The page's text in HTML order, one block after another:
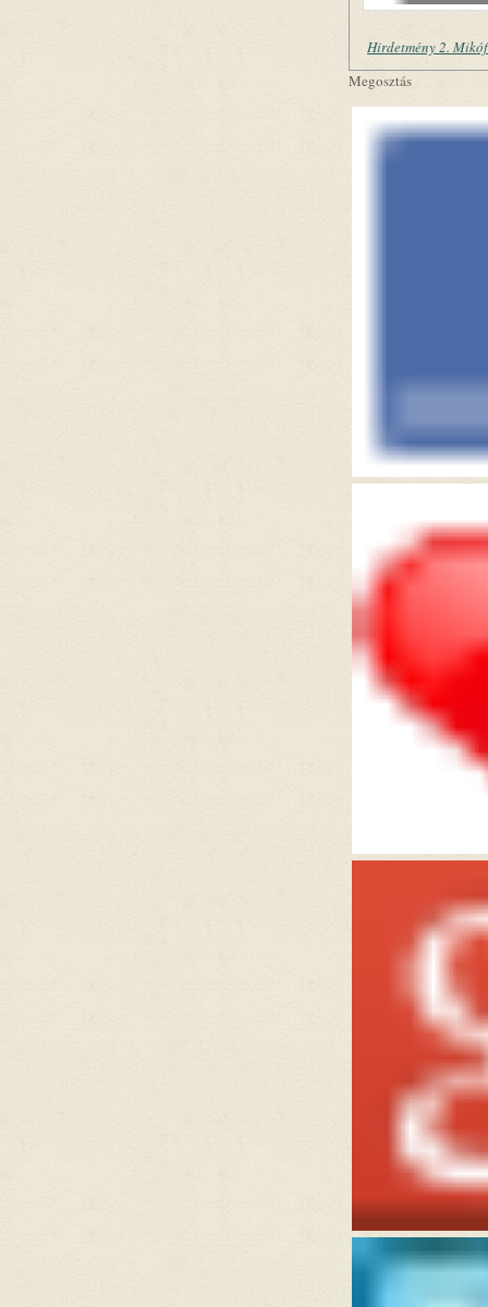
Hirdetmény 2.
Megosztás